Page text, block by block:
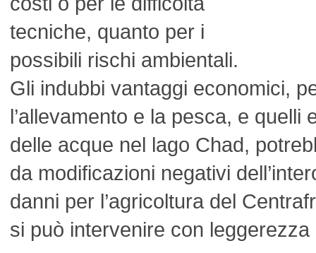
tecniche, quanto per i
possibili rischi ambientali.
Gli indubbi vantaggi economici,
l’allevamento e la pesca, e quelli
delle acque nel lago Chad,
da modificazioni negativi
danni per l’agricoltura del
si può intervenire con